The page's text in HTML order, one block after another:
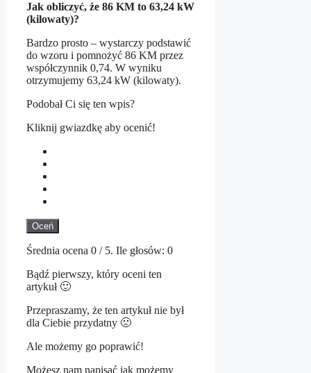
Jak obliczyć, że 86 KM to 63,24 kW
(kilowaty)?
Bardzo prosto – wystarczy podstawić
do wzoru i pomnożyć 86 KM przez
współczynnik 0,74. W wyniku
otrzymujemy 63,24 kW (kilowaty).
Podobał Ci się ten wpis?
Kliknij gwiazdkę aby ocenić!
Oceń
Średnia ocena 0 / 5. Ile głosów: 0
Bądź pierwszy, który oceni ten
artykuł 🙂
Przepraszamy, że ten artykuł nie był
dla Ciebie przydatny 🙁
Ale możemy go poprawić!
Możesz nam napisać jak możemy